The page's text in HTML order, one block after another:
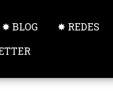
✸ BLOG ✸ REDES